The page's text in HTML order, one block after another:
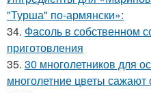
"Турша" по-армянски»:
34. Фасоль в собственном
приготовления
35. 30 многолетников для
многолетние цветы сажают